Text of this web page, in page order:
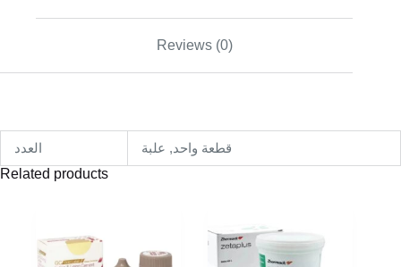
Reviews (0)
العدد
قطعة واحد, علبة
Related products